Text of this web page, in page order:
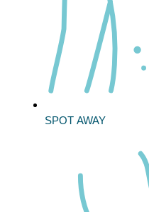
SPOT AWAY